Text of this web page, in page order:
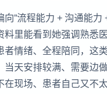
向“流程能力 + 沟通能力
料里能看到她强调熟悉
者情绪、全程陪同，这
当天安排较满、需要边
在现场、患者自己又不